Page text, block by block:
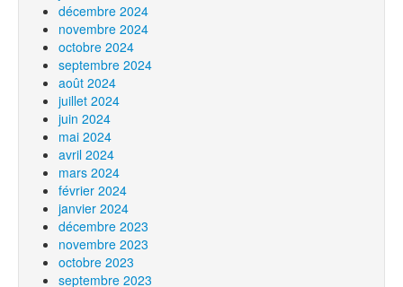
décembre 2024
novembre 2024
octobre 2024
septembre 2024
août 2024
juillet 2024
juin 2024
mai 2024
avril 2024
mars 2024
février 2024
janvier 2024
décembre 2023
novembre 2023
octobre 2023
septembre 2023